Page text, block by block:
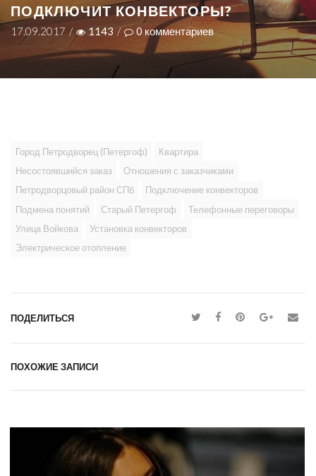
ПОДКЛЮЧИТ КОНВЕКТОРЫ?
17.09.2017 / 1143 / 0 комментариев
Город Петродворец (Петергоф)
Квартира
Несостоявшийся заказ
Отношения с заказчиками
Петродворцовый район СПб
Подключение конвекторов
Подмена понятий
Старый Петергоф
Телефонные переговоры
Улица Войкова
Установка конвекторов
Электрическое отопление
ПОДЕЛИТЬСЯ
ПОХОЖИЕ ЗАПИСИ